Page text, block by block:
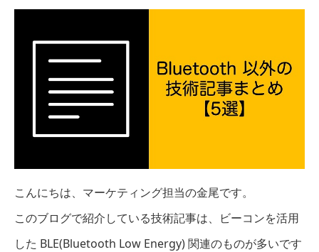
こんにちは、マーケティング担当の金尾です。
このブログで紹介している技術記事は、ビーコンを活用
した BLE(Bluetooth Low Energy) 関連のものが多いです